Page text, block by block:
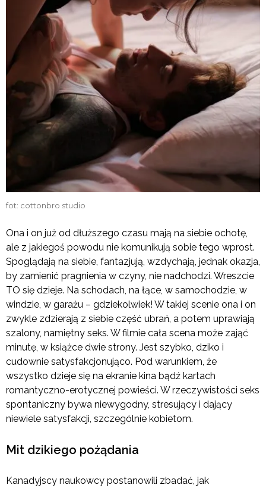
fot: cottonbro studio
Ona i on już od dłuższego czasu mają na siebie ochotę,
ale z jakiegoś powodu nie komunikują sobie tego wprost.
Spoglądają na siebie, fantazjują, wzdychają, jednak okazja,
by zamienić pragnienia w czyny, nie nadchodzi. Wreszcie
TO się dzieje. Na schodach, na łące, w samochodzie, w
windzie, w garażu – gdziekolwiek! W takiej scenie ona i on
zwykle zdzierają z siebie część ubrań, a potem uprawiają
szalony, namiętny seks. W filmie cała scena może zająć
minutę, w książce dwie strony. Jest szybko, dziko i
cudownie satysfakcjonująco. Pod warunkiem, że
wszystko dzieje się na ekranie kina bądź kartach
romantyczno-erotycznej powieści. W rzeczywistości seks
spontaniczny bywa niewygodny, stresujący i dający
niewiele satysfakcji, szczególnie kobietom.
Mit dzikiego pożądania
Kanadyjscy naukowcy postanowili zbadać, jak